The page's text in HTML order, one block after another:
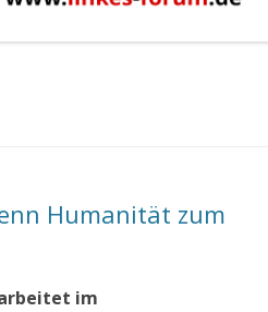
Humanität zum
arbeitet im